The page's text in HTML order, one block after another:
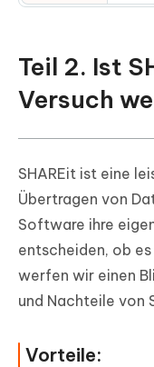
Teil 2. Ist
Versuch
SHAREit ist eine
Übertragen von
Software ihre
entscheiden, ob
werfen wir einen
und Nachteile von
Vorteile: